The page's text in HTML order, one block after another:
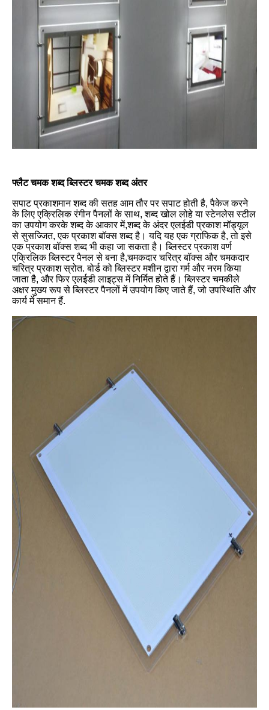
फ्लैट चमक शब्द ब्लिस्टर चमक शब्द अंतर
सपाट प्रकाशमान शब्द की सतह आम तौर पर सपाट होती है, पैकेज करने
के लिए एक्रिलिक रंगीन पैनलों के साथ, शब्द खोल लोहे या स्टेनलेस स्टील
का उपयोग करके शब्द के आकार में,शब्द के अंदर एलईडी प्रकाश मॉड्यूल
से सुसज्जित, एक प्रकाश बॉक्स शब्द है। यदि यह एक ग्राफिक है, तो इसे
एक प्रकाश बॉक्स शब्द भी कहा जा सकता है। ब्लिस्टर प्रकाश वर्ण
एक्रिलिक ब्लिस्टर पैनल से बना है,चमकदार चरित्र बॉक्स और चमकदार
चरित्र प्रकाश स्रोत. बोर्ड को ब्लिस्टर मशीन द्वारा गर्म और नरम किया
जाता है, और फिर एलईडी लाइट्स में निर्मित होते हैं। ब्लिस्टर चमकीले
अक्षर मुख्य रूप से ब्लिस्टर पैनलों में उपयोग किए जाते हैं, जो उपस्थिति और
कार्य में समान हैं.